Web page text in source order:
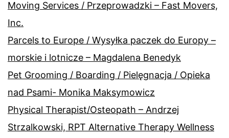
Moving Services / Przeprowadzki – Fast Movers,
Inc.
Parcels to Europe / Wysyłka paczek do Europy –
morskie i lotnicze – Magdalena Benedyk
Pet Grooming / Boarding / Pielęgnacja / Opieka
nad Psami- Monika Maksymowicz
Physical Therapist/Osteopath – Andrzej
Strzalkowski, RPT Alternative Therapy Wellness